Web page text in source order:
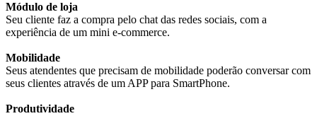
Módulo de loja
Seu cliente faz a compra pelo chat das redes sociais, com a
experiência de um mini e-commerce.
Mobilidade
Seus atendentes que precisam de mobilidade poderão conversar com
seus clientes através de um APP para SmartPhone.
Produtividade